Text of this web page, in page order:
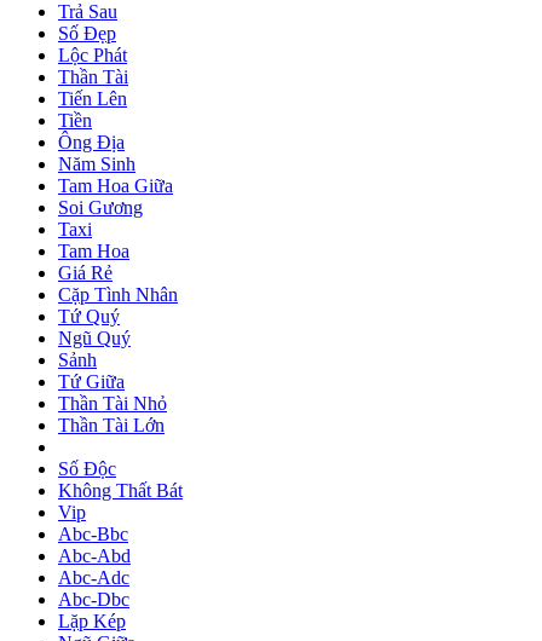
Trả Sau
Số Đẹp
Lộc Phát
Thần Tài
Tiến Lên
Tiền
Ông Địa
Năm Sinh
Tam Hoa Giữa
Soi Gương
Taxi
Tam Hoa
Giá Rẻ
Cặp Tình Nhân
Tứ Quý
Ngũ Quý
Sảnh
Tứ Giữa
Thần Tài Nhỏ
Thần Tài Lớn
Số Độc
Không Thất Bát
Vip
Abc-Bbc
Abc-Abd
Abc-Adc
Abc-Dbc
Lặp Kép